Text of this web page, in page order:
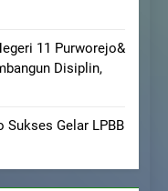
11 Purworejo&
Disiplin,
Sukses Gelar LPBB